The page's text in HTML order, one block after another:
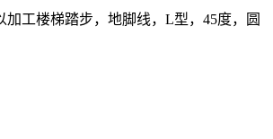
工楼梯踏步，地脚线，L型，45度，圆